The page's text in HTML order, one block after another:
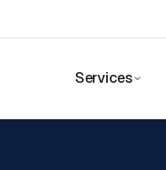
Services